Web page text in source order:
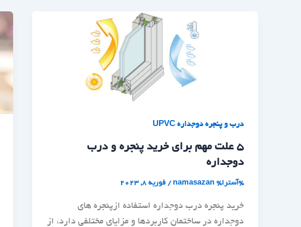
درب و پنجره دوجداره UPVC
5 علت مهم برای خرید پنجره و درب
دوجداره
%آسترا% namasazan
/ فوریه 8, 2023
خرید پنجره درب دوجداره استفاده ازپنجره های
دوجداره در ساختمان کاربردها و مزایای مختلفی دارد، از